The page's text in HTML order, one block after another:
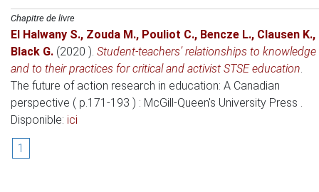
Chapitre de livre
El Halwany S., Zouda M., Pouliot C., Bencze L., Clausen K.,
Black G. (2020 ). Student-teachers’ relationships to knowledge
and to their practices for critical and activist STSE education.
The future of action research in education: A Canadian
perspective ( p.171-193 ) : McGill-Queen's University Press .
Disponible: ici
1